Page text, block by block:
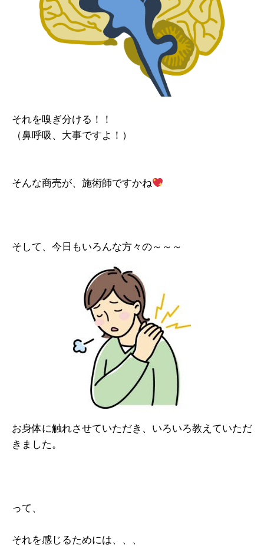
それを嗅ぎ分ける！！
（鼻呼吸、大事ですよ！）
そんな商売が、施術師ですかね
そして、今日もいろんな方々の～～～
お身体に触れさせていただき、いろいろ教えていただ
きました。
って、
それを感じるためには、、、